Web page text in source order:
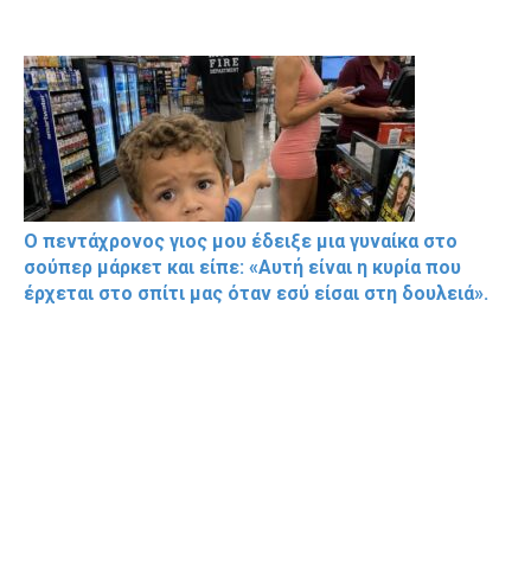
Ο πεντάχρονος γιος μου έδειξε μια γυναίκα στο
σούπερ μάρκετ και είπε: «Αυτή είναι η κυρία που
έρχεται στο σπίτι μας όταν εσύ είσαι στη δουλειά».